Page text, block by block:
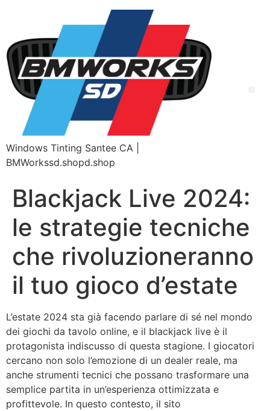
Windows Tinting Santee CA |
BMWorkssd.shopd.shop
Blackjack Live 2024:
le strategie tecniche
che rivoluzioneranno
il tuo gioco d’estate
L’estate 2024 sta già facendo parlare di sé nel mondo
dei giochi da tavolo online, e il blackjack live è il
protagonista indiscusso di questa stagione. I giocatori
cercano non solo l’emozione di un dealer reale, ma
anche strumenti tecnici che possano trasformare una
semplice partita in un’esperienza ottimizzata e
profittevole. In questo contesto, il sito